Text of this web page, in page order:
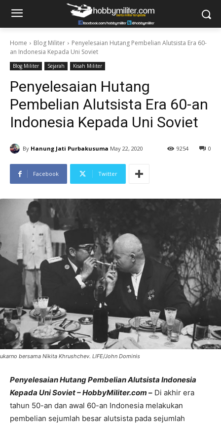
Home Blog Militer
Penyelesaian Hutang Pembelian Alutsista Era 60-
an Indonesia Kepada Uni Soviet
Blog Militer Sejarah Kisah Militer
Penyelesaian Hutang
Pembelian Alutsista Era 60-an
Indonesia Kepada Uni Soviet
By Hanung Jati Purbakusuma May 22, 2020 0
9254
Facebook Twitter
ukarno bersama Nikita Khrushchev. LIFE/John Dominis
Penyelesaian Hutang Pembelian Alutsista Indonesia
Kepada Uni Soviet – HobbyMiliter.com – Di akhir era
tahun 50-an dan awal 60-an Indonesia melakukan
pembelian sejumlah besar alutsista pada sejumlah